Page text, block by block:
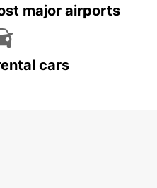
major airports
cars